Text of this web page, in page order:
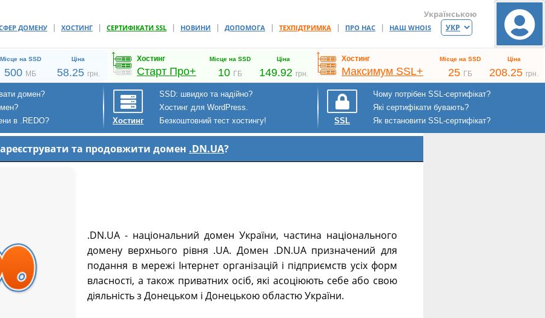
ДОМЕНУ | ХОСТИНГ | СЕРТИФІКАТИ SSL | НОВИНИ | ДОПОМОГА | ТЕХПІДТРИМКА | ПРО НАС | НАШ WHOIS
Українською
Місце на SSD Ціна
500 МБ 58.25 грн.
Хостинг
Старт Про+
Місце на SSD Ціна
10 ГБ 149.92 грн.
Хостинг
Максимум SSL+
Місце на SSD Ціна
25 ГБ 208.25 грн.
домен?
в .REDO?
Хостинг
SSD: швидко та надійно?
Хостинг для WordPress.
Безкоштовний тест хостингу!
SSL
Чому потрібен SSL-сертифікат?
Які сертифікати бувають?
Як встановити SSL-сертифікат?
та продовжити домен .DN.UA?
.DN.UA - національний домен України, частина національного
домену верхнього рівня .UA. Домен .DN.UA призначений для
подання в мережі Інтернет організацій і підприємств усіх форм
власності, а також приватних осіб, які асоціюють себе або свою
діяльність з Донецьком і Донецькою областю України.